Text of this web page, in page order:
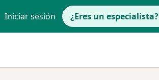
Iniciar sesión ¿Eres un especialista?